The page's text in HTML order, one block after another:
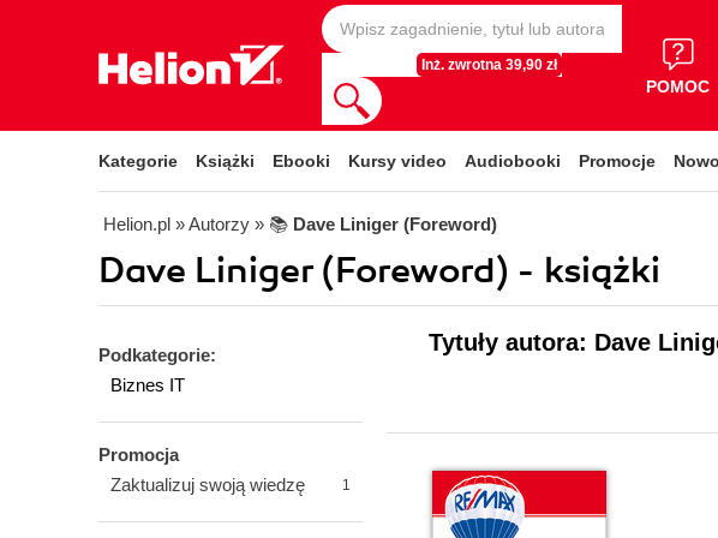
Inż. zwrotna 39,90 zł
POMOC
Kategorie Książki Ebooki Kursy video Audiobooki Promocje
Helion.pl » Autorzy » 📚 Dave Liniger (Foreword)
Dave Liniger (Foreword) - książki
Podkategorie:
Biznes IT
Promocja
Zaktualizuj swoją wiedzę
1
Tytuły autora: Dave